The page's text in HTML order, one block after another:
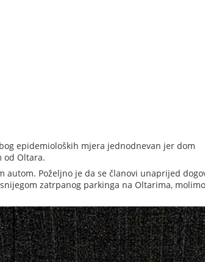
epidemioloških mjera jednodnevan jer dom
od Oltara.
Poželjno je da se članovi unaprijed
zatrpanog parkinga na Oltarima,